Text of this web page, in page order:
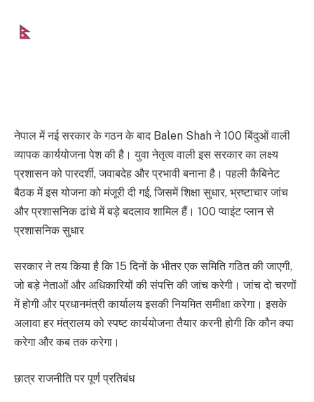
नेपाल में नई सरकार के गठन के बाद Balen Shah ने 100 बिंदुओं वाली
व्यापक कार्ययोजना पेश की है। युवा नेतृत्व वाली इस सरकार का लक्ष्य
प्रशासन को पारदर्शी, जवाबदेह और प्रभावी बनाना है। पहली कैबिनेट
बैठक में इस योजना को मंजूरी दी गई, जिसमें शिक्षा सुधार, भ्रष्टाचार जांच
और प्रशासनिक ढांचे में बड़े बदलाव शामिल हैं। 100 प्वाइंट प्लान से
प्रशासनिक सुधार
सरकार ने तय किया है कि 15 दिनों के भीतर एक समिति गठित की जाएगी,
जो बड़े नेताओं और अधिकारियों की संपत्ति की जांच करेगी। जांच दो चरणों
में होगी और प्रधानमंत्री कार्यालय इसकी नियमित समीक्षा करेगा। इसके
अलावा हर मंत्रालय को स्पष्ट कार्ययोजना तैयार करनी होगी कि कौन क्या
करेगा और कब तक करेगा।
छात्र राजनीति पर पूर्ण प्रतिबंध